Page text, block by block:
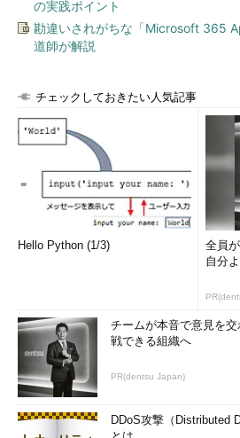
の実践ポイント
勘違いされがちな「Microsoft 365
道師が解説
チェックしておきたい人気記事
Hello Python (1/3)
全員
自分
チームが本音で意見を
戦できる組織へ
PR(dentsu Japan)
DDoS攻撃（Distributed